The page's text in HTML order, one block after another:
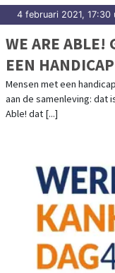
4 februari 2021, 17:30
WE ARE ABLE!
EEN
Mensen met een
aan de samenleving: dat
Able! dat [...]